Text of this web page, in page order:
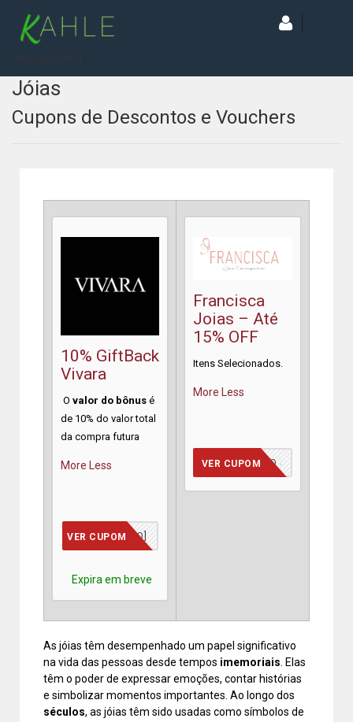
Jóias
Cupons de Descontos e Vouchers
10% GiftBack
Vivara
O valor do bônus é
de 10% do valor total
da compra futura
More Less
[JÁ INCLUSO]
VER CUPOM
Expira em breve
Francisca
Joias – Até
15% OFF
Itens Selecionados.
More Less
[INCLUIDO NO SITE]
VER CUPOM
As jóias têm desempenhado um papel significativo
na vida das pessoas desde tempos imemoriais . Elas
têm o poder de expressar emoções, contar histórias
e simbolizar momentos importantes. Ao longo dos
séculos, as jóias têm sido usadas como símbolos de